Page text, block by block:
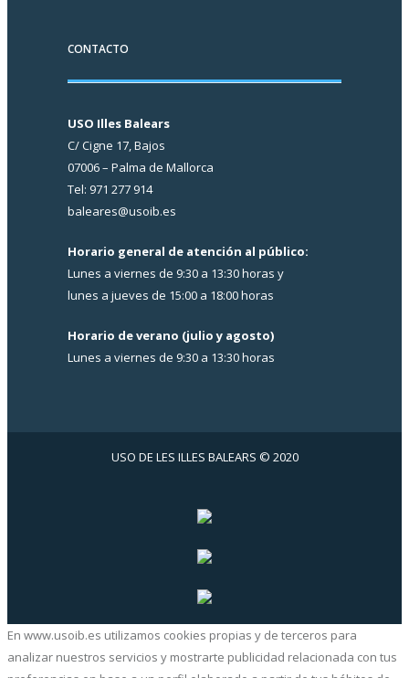
CONTACTO
USO Illes Balears
C/ Cigne 17, Bajos
07006 – Palma de Mallorca
Tel: 971 277 914
baleares@usoib.es
Horario general de atención al público:
Lunes a viernes de 9:30 a 13:30 horas y
lunes a jueves de 15:00 a 18:00 horas
Horario de verano (julio y agosto)
Lunes a viernes de 9:30 a 13:30 horas
USO DE LES ILLES BALEARS © 2020
En www.usoib.es utilizamos cookies propias y de terceros para
analizar nuestros servicios y mostrarte publicidad relacionada con tus